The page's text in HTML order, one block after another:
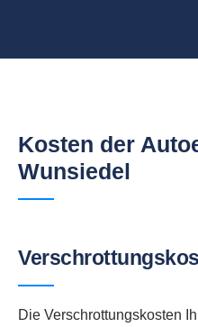
Kosten der
Wunsiedel
Die Verschrottungskosten